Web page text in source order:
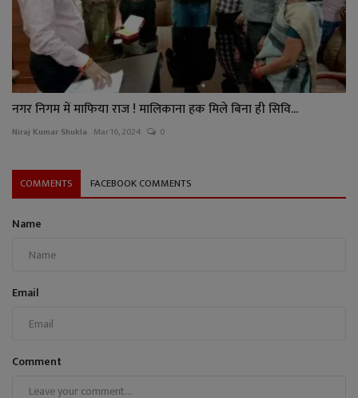
नगर निगम में माफिया राज ! मालिकाना हक मिले बिना ही सिवि...
Niraj Kumar Shukla Mar 16, 2024 0
COMMENTS FACEBOOK COMMENTS
Name
Email
Comment